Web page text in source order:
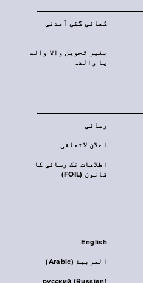
کمائی گئی آمدنی
بغیر تحویل والا والد
یا والدہ
رسائی
اعلان لاتعلقی
اطلاعات تک رسائی کا
قانون (FOIL)
English
العربية (Arabic)